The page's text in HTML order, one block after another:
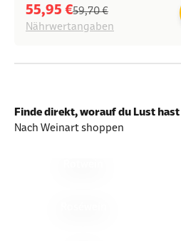
Angebot
55,95 €Regulärer Preis
59,70 €
Nährwertangaben
Finde direkt, worauf du Lust hast
Nach Weinart shoppen